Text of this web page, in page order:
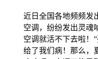
近日全国各地频频发
空调，纷纷发出灵魂
空调就活不下去啦！
给了我们病！那么，